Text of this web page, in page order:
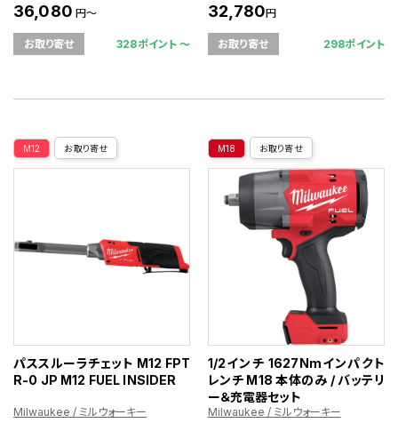
36,080 円～
お取り寄せ 328ポイント 〜
32,780円
お取り寄せ 298ポイント
M12 お取り寄せ
パススルーラチェット M12 FPT
R-0 JP M12 FUEL INSIDER
Milwaukee / ミルウォーキー
M18 お取り寄せ
1/2インチ 1627Nmインパクト
レンチ M18 本体のみ / バッテリ
ー＆充電器セット
Milwaukee / ミルウォーキー